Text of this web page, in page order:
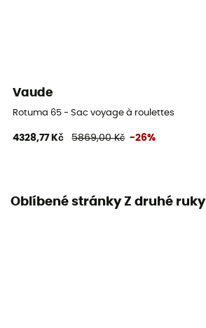
Vaude
Rotuma 65 - Sac voyage à roulettes
4328,77 Kč 5869,00 Kč -26%
Oblíbené stránky Z druhé ruky